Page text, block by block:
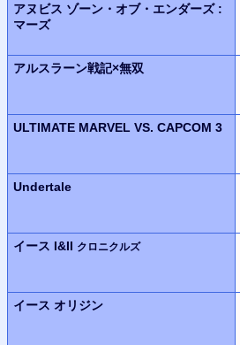
アヌビス ゾーン・オブ・エンダーズ:
マーズ
アルスラーン戦記×無双
ULTIMATE MARVEL VS. CAPCOM 3
Undertale
イース I&II クロニクルズ
イース オリジン